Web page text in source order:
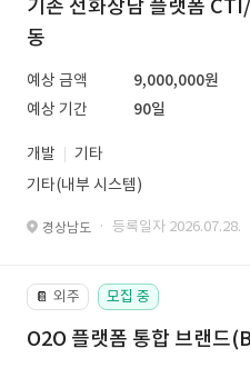
기존 전화상담 플랫폼
동
예상 금액
9,000,000원
예상 기간
90일
개발
기타
기타(내부 시스템)
경상남도 · 등록일자 2026.07.28.
📔 외주 모집 중
O2O 플랫폼 통합 브랜드